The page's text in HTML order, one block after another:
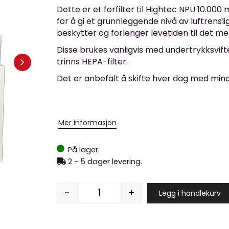
Dette er et forfilter til Hightec NPU
for å gi et grunnleggende nivå av
beskytter og forlenger levetiden til det
Disse brukes vanligvis med
trinns HEPA-filter.
Det er anbefalt å skifte hver dag med
Mer informasjon
På lager.
2 - 5 dager levering.
Forfilter 895x595x95 antall
- + Legg i handlekurv